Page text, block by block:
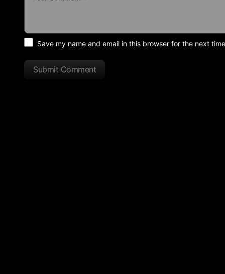
Save my name and email in this browser for the next
Submit Comment